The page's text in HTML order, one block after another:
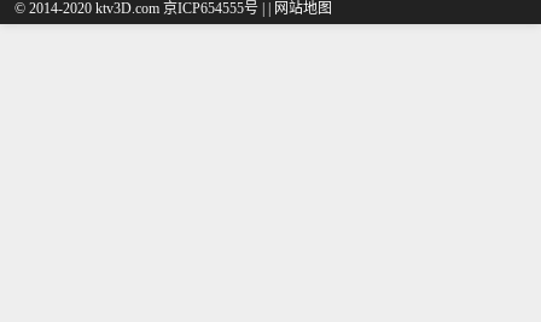
© 2014-2020 ktv3D.com 京ICP654555号 | | 网站地图